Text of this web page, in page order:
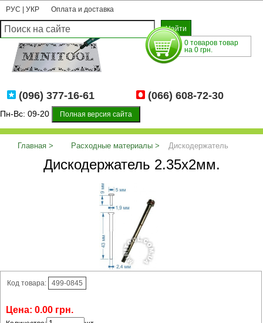
РУС УКР Оплата и доставка
0 товаров товар
на 0 грн.
(096) 377-16-61 (066) 608-72-30
Пн-Вс: 09-20 Полная версия сайта
Главная Расходные материалы
Дискодержатель
Дискодержатель 2.35х2мм.
Код товара: 499-0845
Цена: 0.00 грн.